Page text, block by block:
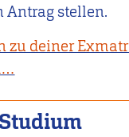
Antrag stellen.
zu deiner